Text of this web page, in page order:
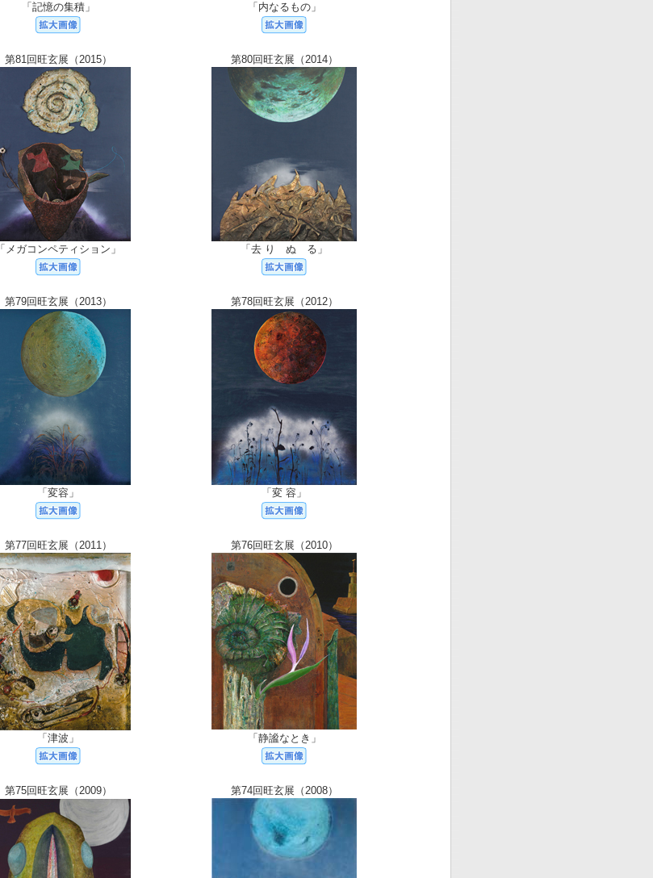
「記憶の集積」 「内なるもの」
第81回旺玄展（2015） 第80回旺玄展（2014）
「メガコンペティション」 「去 り ぬ る」
第79回旺玄展（2013） 第78回旺玄展（2012）
「変容」 「変 容」
第77回旺玄展（2011） 第76回旺玄展（2010）
「津波」 「静謐なとき」
第75回旺玄展（2009） 第74回旺玄展（2008）